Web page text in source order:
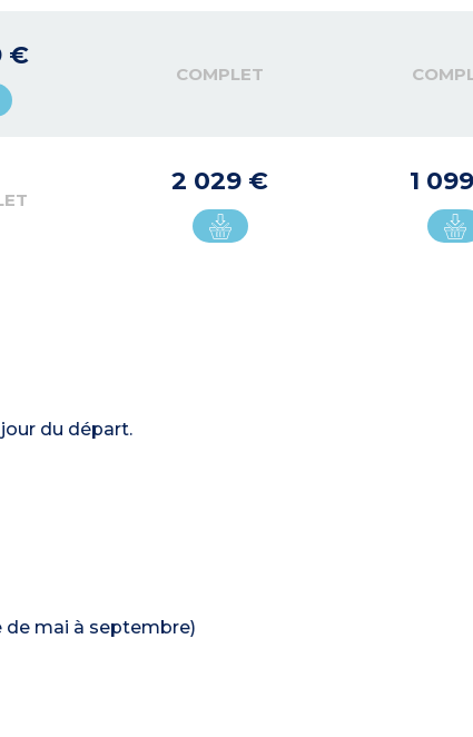
€
COMPLET
2 029 € 1
du départ.
de mai à septembre)